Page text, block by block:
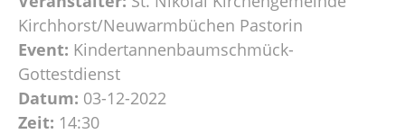
Kirchhorst/Neuwarmbüchen Pastorin
Event: Kindertannenbaumschmück-
Gottestdienst
Datum: 03-12-2022
Zeit: 14:30